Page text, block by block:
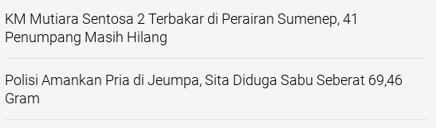
KM Mutiara Sentosa 2 Terbakar di Perairan Sumenep, 41
Penumpang Masih Hilang
Polisi Amankan Pria di Jeumpa, Sita Diduga Sabu Seberat 69,46
Gram